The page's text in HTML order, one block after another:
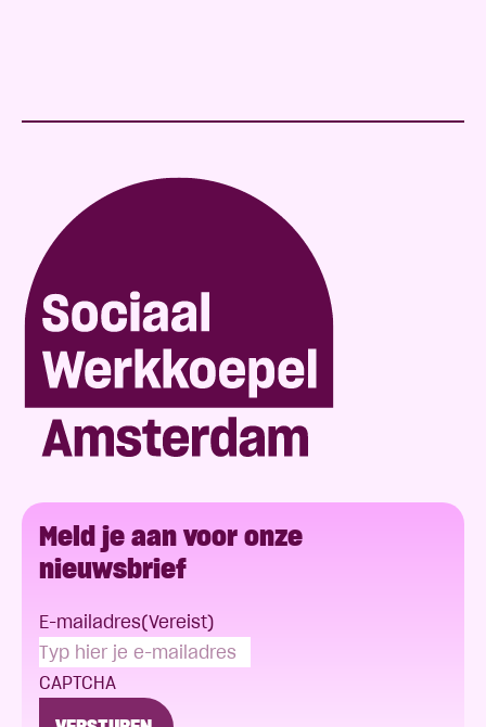
Meld je aan voor onze
nieuwsbrief
E-mailadres(Vereist)
CAPTCHA